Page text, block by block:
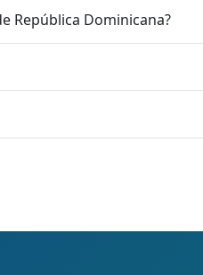
República Dominicana?